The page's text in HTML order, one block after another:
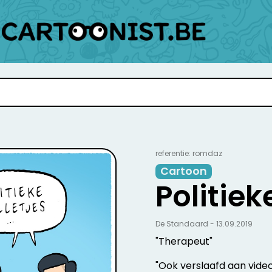
referentie: romdaz
Cartoon
"Therapeut"
"Ook verslaafd aan
De Standaard - 13.09.2019